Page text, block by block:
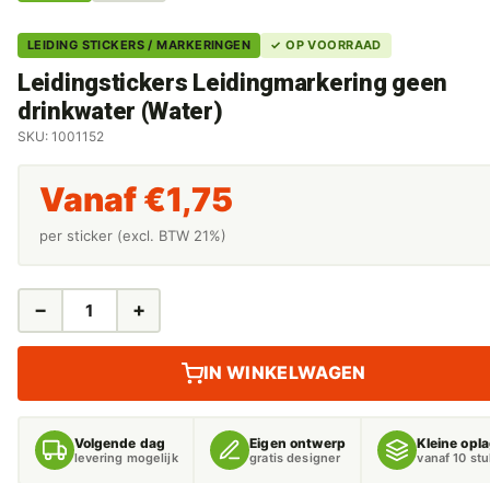
LEIDING STICKERS / MARKERINGEN ✓ OP VOORRAAD
Leidingstickers Leidingmarkering geen
drinkwater (Water)
SKU: 1001152
Vanaf €1,75
per sticker (excl. BTW 21%)
LEIDINGSTICKERS
AANTAL
− +
IN WINKELWAGEN
Volgende dag
levering mogelijk
Eigen ontwerp
gratis designer
Kleine
vanaf 10